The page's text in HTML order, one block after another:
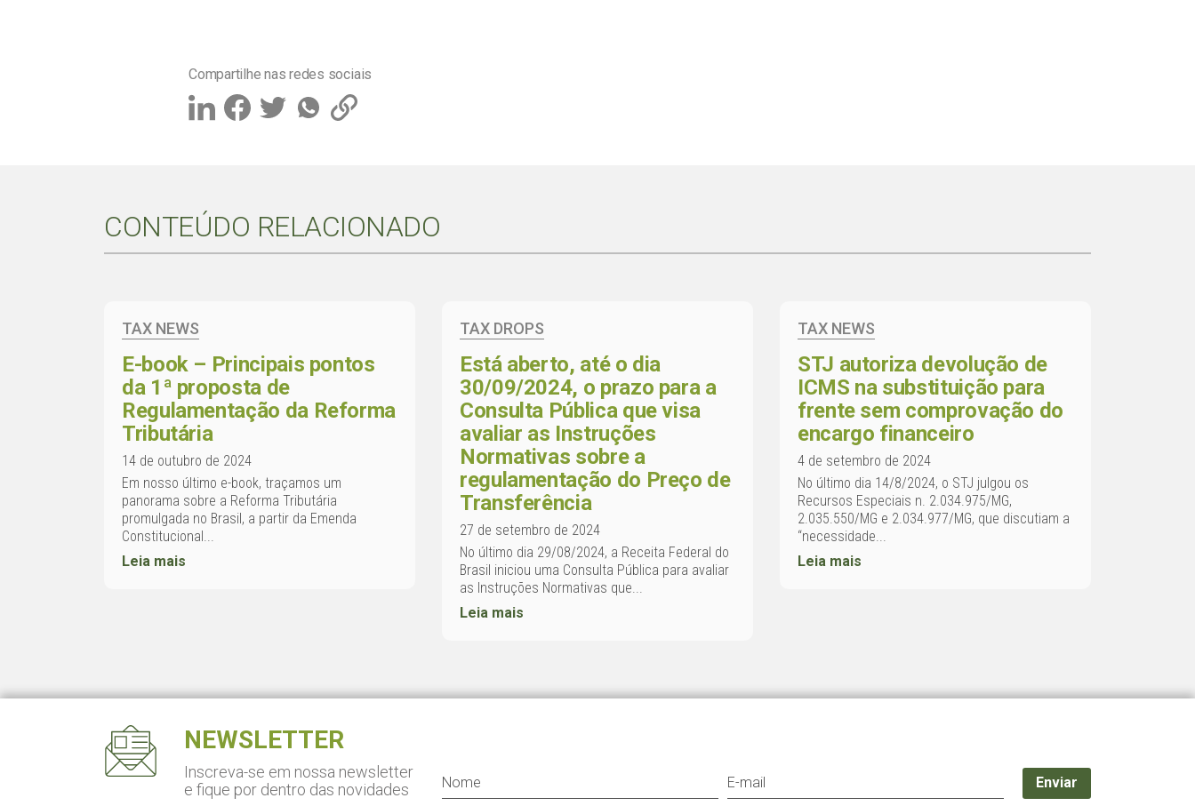
Compartilhe nas redes sociais
CONTEÚDO RELACIONADO
TAX NEWS
E-book – Principais pontos
da 1ª proposta de
Regulamentação da Reforma
Tributária
14 de outubro de 2024
Em nosso último e-book, traçamos um
panorama sobre a Reforma Tributária
promulgada no Brasil, a partir da Emenda
Constitucional...
Leia mais
TAX DROPS
Está aberto, até o dia
30/09/2024, o prazo para a
Consulta Pública que visa
avaliar as Instruções
Normativas sobre a
regulamentação do Preço de
Transferência
27 de setembro de 2024
No último dia 29/08/2024, a Receita Federal do
Brasil iniciou uma Consulta Pública para avaliar
as Instruções Normativas que...
Leia mais
TAX NEWS
STJ autoriza devolução de
ICMS na substituição para
frente sem comprovação do
encargo financeiro
4 de setembro de 2024
No último dia 14/8/2024, o STJ julgou os
Recursos Especiais n. 2.034.975/MG,
2.035.550/MG e 2.034.977/MG, que discutiam a
“necessidade...
Leia mais
NEWSLETTER
Inscreva-se em nossa newsletter
e fique por dentro das novidades